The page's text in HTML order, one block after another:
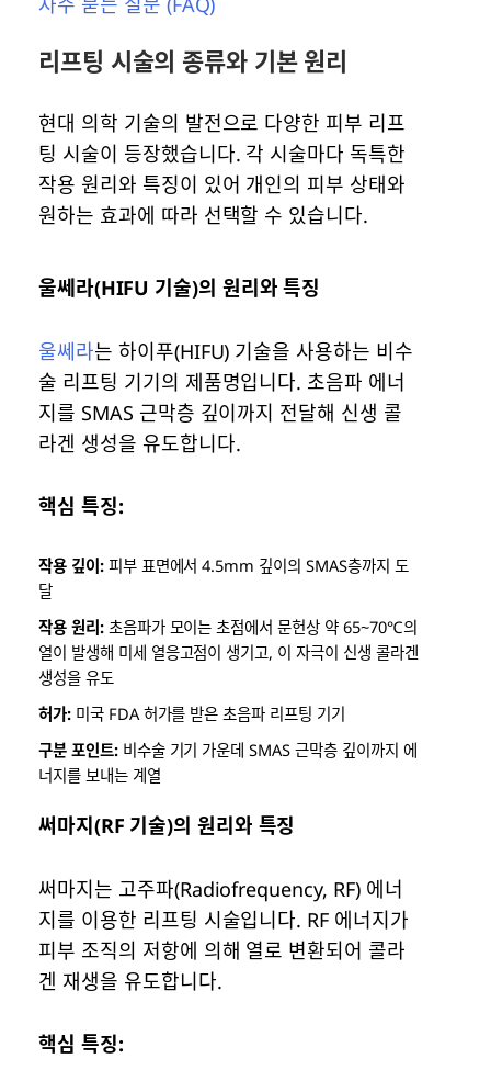
리프팅 시술의 종류와 기본 원리
현대 의학 기술의 발전으로 다양한 피부 리프
팅 시술이 등장했습니다. 각 시술마다 독특한
작용 원리와 특징이 있어 개인의 피부 상태와
원하는 효과에 따라 선택할 수 있습니다.
울쎄라(HIFU 기술)의 원리와 특징
울쎄라는 하이푸(HIFU) 기술을 사용하는 비수
술 리프팅 기기의 제품명입니다. 초음파 에너
지를 SMAS 근막층 깊이까지 전달해 신생 콜
라겐 생성을 유도합니다.
핵심 특징:
작용 깊이:피부 표면에서 4.5mm 깊이의 SMAS층까지 도
달
작용 원리:초음파가 모이는 초점에서 문헌상 약 65~70℃의
열이 발생해 미세 열응고점이 생기고, 이 자극이 신생 콜라겐
생성을 유도
허가:미국 FDA 허가를 받은 초음파 리프팅 기기
구분 포인트:비수술 기기 가운데 SMAS 근막층 깊이까지 에
너지를 보내는 계열
써마지(RF 기술)의 원리와 특징
써마지는 고주파(Radiofrequency, RF) 에너
지를 이용한 리프팅 시술입니다. RF 에너지가
피부 조직의 저항에 의해 열로 변환되어 콜라
겐 재생을 유도합니다.
핵심 특징: